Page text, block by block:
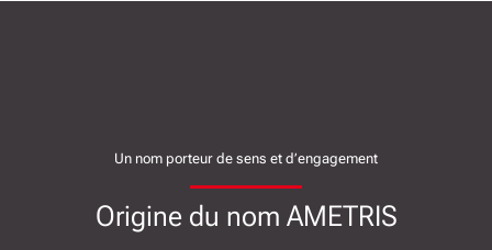
Un nom porteur de sens et d’engagement
Origine du nom AMETRIS